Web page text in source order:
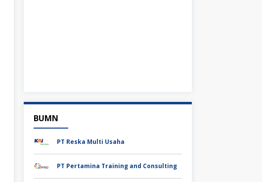
BUMN
PT Reska Multi Usaha
PT Pertamina Training and Consulting